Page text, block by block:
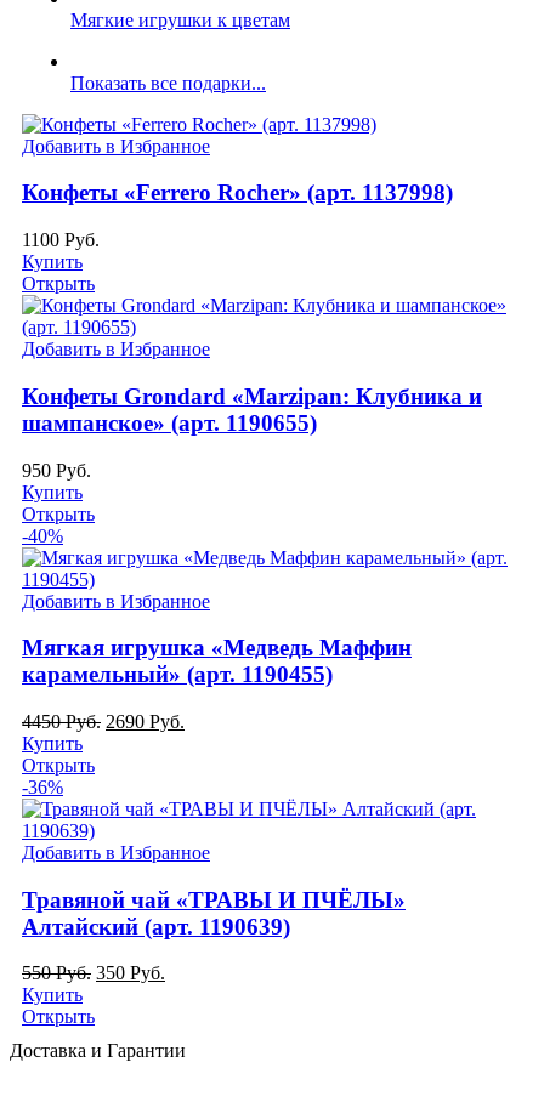
Мягкие игрушки к цветам
Показать все подарки...
Добавить в Избранное
Конфеты «Ferrero Rocher» (арт. 1137998)
1100 Руб.
Купить
Открыть
Добавить в Избранное
Конфеты Grondard «Marzipan: Клубника и
шампанское» (арт. 1190655)
950 Руб.
Купить
Открыть
-40%
Добавить в Избранное
Мягкая игрушка «Медведь Маффин
карамельный» (арт. 1190455)
4450Руб. 2690 Руб.
Купить
Открыть
-36%
Добавить в Избранное
Травяной чай «ТРАВЫ И ПЧЁЛЫ»
Алтайский (арт. 1190639)
550Руб. 350 Руб.
Купить
Открыть
Доставка и Гарантии